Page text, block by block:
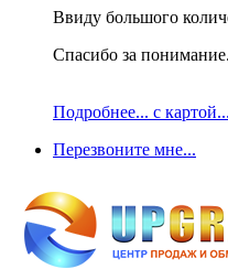
Ввиду большого
Спасибо за понимание.
Подробнее... с картой...
Перезвоните мне...